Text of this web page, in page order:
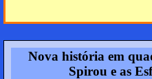
Nova história em
Spirou e as